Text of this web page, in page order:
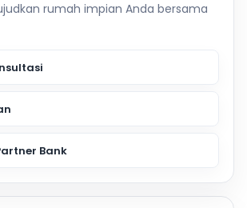
rumah impian Anda bersama
Bank